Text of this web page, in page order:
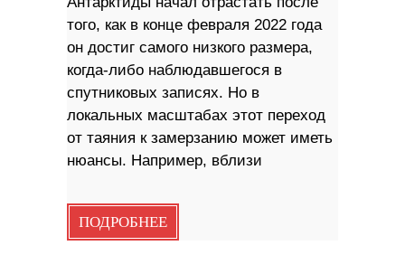
того, как в конце февраля 2022 года
он достиг самого низкого размера,
когда-либо наблюдавшегося в
спутниковых записях. Но в
локальных масштабах этот переход
от таяния к замерзанию может иметь
нюансы. Например, вблизи
ПОДРОБНЕЕ